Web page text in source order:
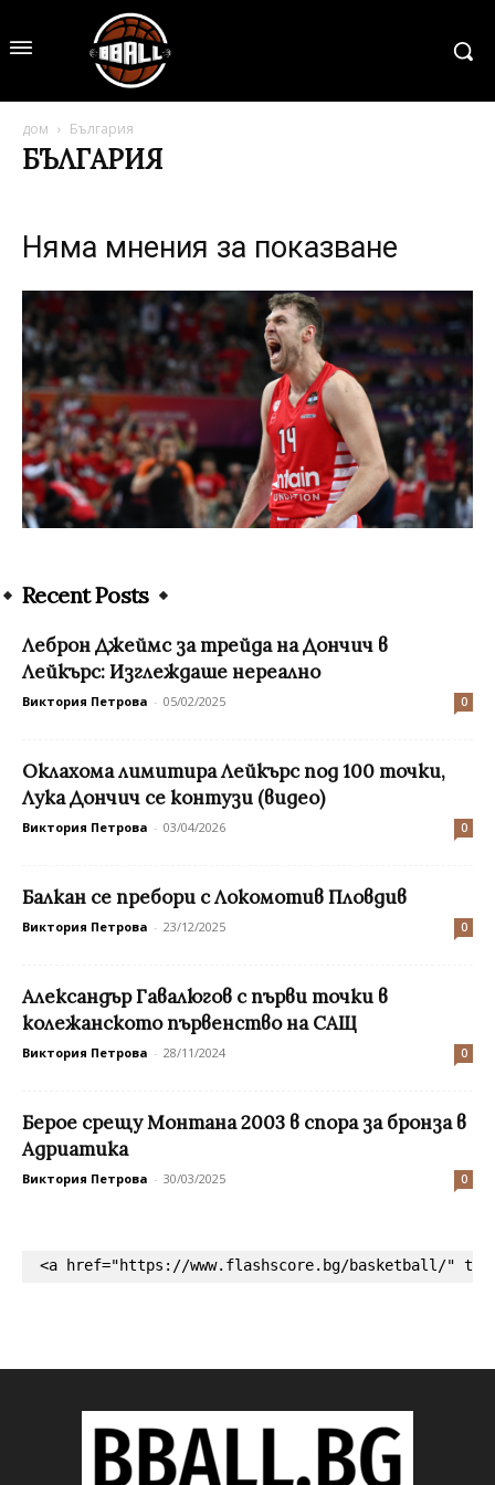
дом България
БЪЛГАРИЯ
Няма мнения за показване
Recent Posts
Леброн Джеймс за трейда на Дончич в
Лейкърс: Изглеждаше нереално
Виктория Петрова - 05/02/2025 0
Оклахома лимитира Лейкърс под 100 точки,
Лука Дончич се контузи (видео)
Виктория Петрова - 03/04/2026 0
Балкан се пребори с Локомотив Пловдив
Виктория Петрова - 23/12/2025 0
Александър Гавалюгов с първи точки в
колежанското първенство на САЩ
Виктория Петрова - 28/11/2024 0
Берое срещу Монтана 2003 в спора за бронза в
Адриатика
Виктория Петрова - 30/03/2025 0
<a href="https://www.flashscore.bg/basketball/"